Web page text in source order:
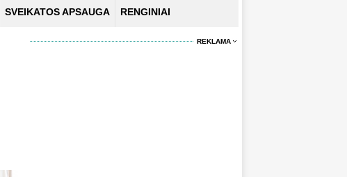
SVEIKATOS APSAUGA RENGINIAI
REKLAMA